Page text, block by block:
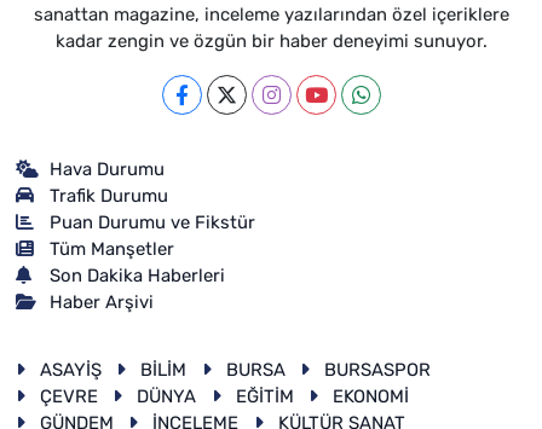
sanattan magazine, inceleme yazılarından özel içeriklere
kadar zengin ve özgün bir haber deneyimi sunuyor.
Hava Durumu
Trafik Durumu
Puan Durumu ve Fikstür
Tüm Manşetler
Son Dakika Haberleri
Haber Arşivi
ASAYİŞ BİLİM BURSA
BURSASPOR
ÇEVRE
DÜNYA EĞİTİM
EKONOMİ
GÜNDEM
İNCELEME KÜLTÜR SANAT